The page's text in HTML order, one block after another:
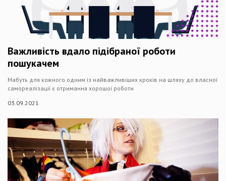
Важливість вдало підібраної роботи
пошукачем
Мабуть для кожного одним із найважливіших кроків на шляху до власної
самореалізації є отримання хорошої роботи
03.09.2021